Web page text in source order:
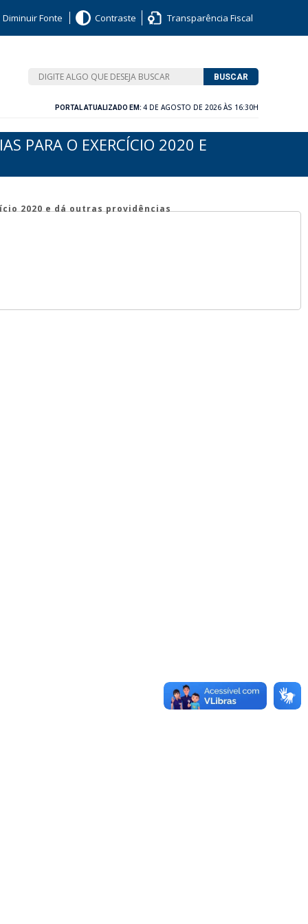
Diminuir Fonte Contraste Transparência Fiscal
BUSCAR
PORTAL ATUALIZADO EM: 4 DE AGOSTO DE 2026 ÀS 16:30H
PARA O EXERCÍCIO 2020 E
2020 e dá outras providências